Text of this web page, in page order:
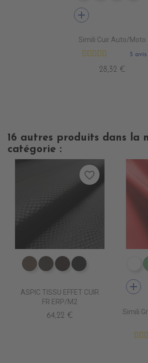
add
Simili Cuir Auto/Moto
5 avis
28,32 €
16 autres produits dans la
catégorie :
ED0570 CANON
ED0590 BETA
ED0610 CLANDESTIN
ED0630 NOIR
ASPIC TISSU EFFET CUIR
FR ERP/M2
64,22 €
favorite_border
add
Simili